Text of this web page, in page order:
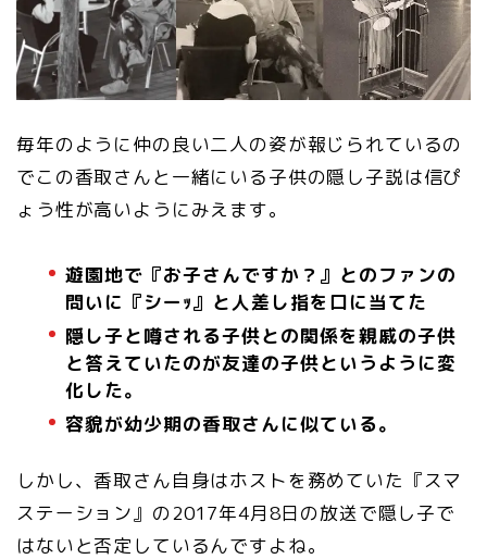
毎年のように仲の良い二人の姿が報じられているの
でこの香取さんと一緒にいる子供の隠し子説は信ぴ
ょう性が高いようにみえます。
遊園地で『お子さんですか？』とのファンの
問いに『シーｯ』と人差し指を口に当てた
隠し子と噂される子供との関係を親戚の子供
と答えていたのが友達の子供というように変
化した。
容貌が幼少期の香取さんに似ている。
しかし、香取さん自身はホストを務めていた『スマ
ステーション』の2017年4月8日の放送で隠し子で
はないと否定しているんですよね。